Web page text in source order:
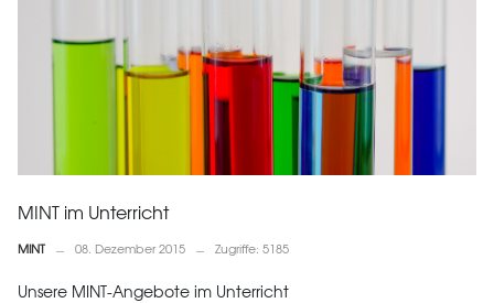
MINT im Unterricht
MINT 08. Dezember 2015 Zugriffe: 5185
Unsere MINT-Angebote im Unterricht